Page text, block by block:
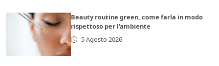
Beauty routine green, come farla in modo
rispettoso per l’ambiente
5 Agosto 2026